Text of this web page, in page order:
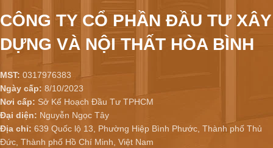
CÔNG TY CỔ PHẦN ĐẦU TƯ XÂY
DỰNG VÀ NỘI THẤT HÒA BÌNH
MST: 0317976383
Ngày cấp: 8/10/2023
Nơi cấp: Sở Kế Hoạch Đầu Tư TPHCM
Đại diện: Nguyễn Ngọc Tây
Địa chỉ: 639 Quốc lộ 13, Phường Hiệp Bình Phước, Thành phố Thủ
Đức, Thành phố Hồ Chí Minh, Việt Nam